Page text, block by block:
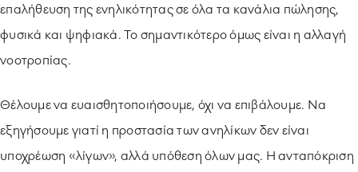
επαλήθευση της ενηλικότητας σε όλα τα κανάλια πώλησης,
φυσικά και ψηφιακά. Το σημαντικότερο όμως είναι η αλλαγή
νοοτροπίας.
Θέλουμε να ευαισθητοποιήσουμε, όχι να επιβάλουμε. Να
εξηγήσουμε γιατί η προστασία των ανηλίκων δεν είναι
υποχρέωση «λίγων», αλλά υπόθεση όλων μας. Η ανταπόκριση